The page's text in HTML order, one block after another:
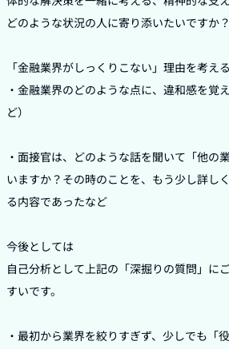
どのような状況の人に寄り添いたいですか？
「金融業界がしっくりこない」理由を考える
・金融業界のどのような点に、違和感を
ど）
・面接官は、どのような話を聞いて「他
いますか？その時のことを、もう少し詳し
る内容であったなど
今後としては
自己分析として上記の「深掘りの質問」に
すいです。
・最初から業界を絞りすぎず、少しでも「